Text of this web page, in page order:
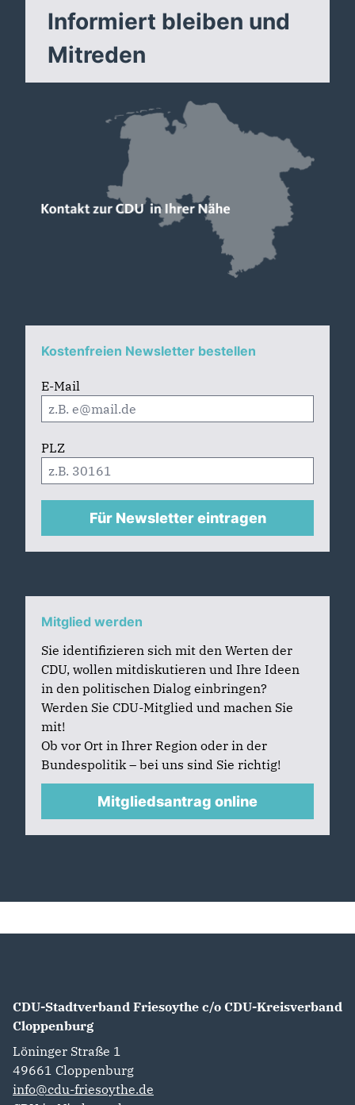
Informiert bleiben und
Mitreden
Kostenfreien Newsletter bestellen
E-Mail
PLZ
Für Newsletter eintragen
Mitglied werden
Sie identifizieren sich mit den Werten der
CDU, wollen mitdiskutieren und Ihre Ideen
in den politischen Dialog einbringen?
Werden Sie CDU-Mitglied und machen Sie
mit!
Ob vor Ort in Ihrer Region oder in der
Bundespolitik – bei uns sind Sie richtig!
Mitgliedsantrag online
CDU-Stadtverband Friesoythe c/o CDU-Kreisverband
Cloppenburg
Löninger Straße 1
49661 Cloppenburg
info@cdu-friesoythe.de